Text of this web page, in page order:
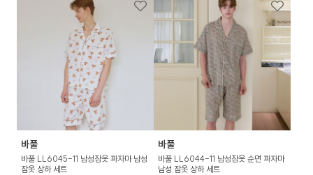
바풀
바풀 LL6045-11 남성잠옷 파자마 남성
잠옷 상하 세트
바풀
바풀 LL6044-11 남성잠옷 순면 파자마
남성 잠옷 상하 세트